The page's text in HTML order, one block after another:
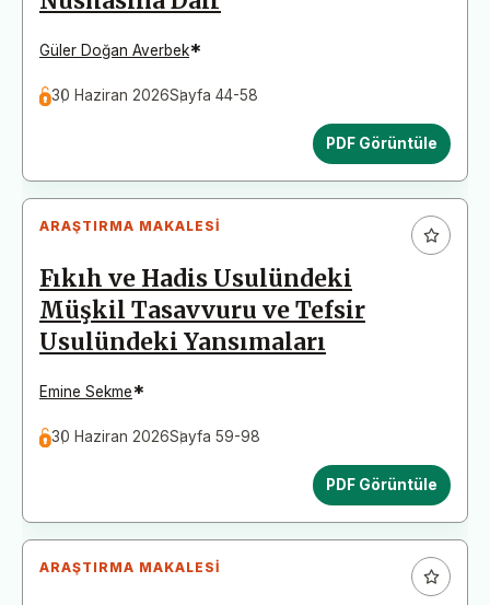
Güler Doğan Averbek*
30 Haziran 2026Sayfa 44-58
PDF Görüntüle
ARAŞTIRMA MAKALESI
Fıkıh ve Hadis Usulündeki
Müşkil Tasavvuru ve Tefsir
Usulündeki Yansımaları
Emine Sekme*
30 Haziran 2026Sayfa 59-98
PDF Görüntüle
ARAŞTIRMA MAKALESI